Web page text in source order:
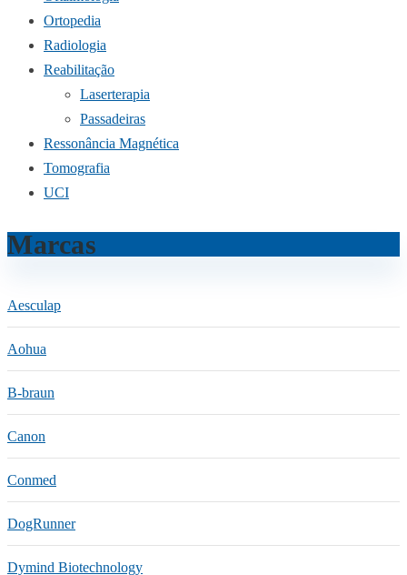
Ortopedia
Radiologia
Reabilitação
Laserterapia
Passadeiras
Ressonância Magnética
Tomografia
UCI
Marcas
Aesculap
Aohua
B-braun
Canon
Conmed
DogRunner
Dymind Biotechnology